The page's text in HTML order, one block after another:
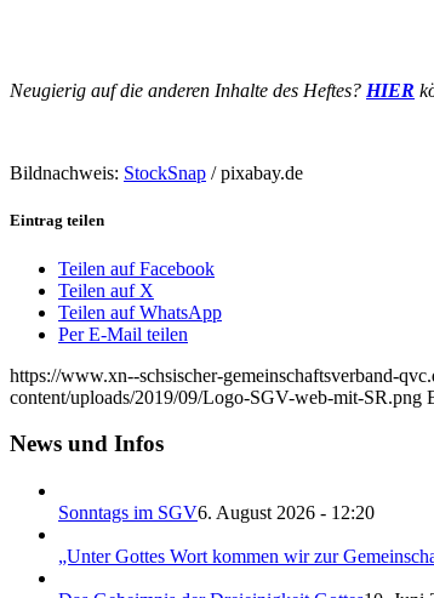
Neugierig auf die anderen Inhalte des Heftes? HIER
Bildnachweis: StockSnap / pixabay.de
Eintrag teilen
Teilen auf Facebook
Teilen auf X
Teilen auf WhatsApp
Per E-Mail teilen
https://www.xn--schsischer-gemeinschaftsverband-
content/uploads/2019/09/Logo-SGV-web-mit-SR.png
News und Infos
Sonntags im SGV6. August 2026 - 12:20
„Unter Gottes Wort kommen wir zur